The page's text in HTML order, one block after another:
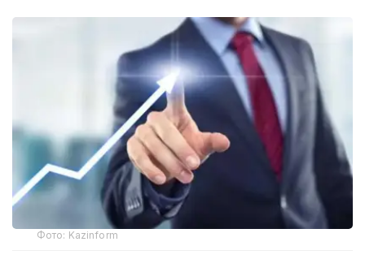
Фото: Kazinform